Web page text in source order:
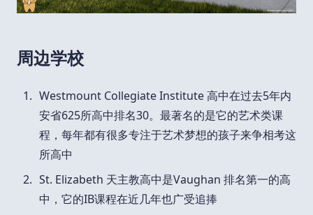
周边学校
Westmount Collegiate Institute 高中在过去5年内
安省625所高中排名30。最著名的是它的艺术类课
程，每年都有很多专注于艺术梦想的孩子来争相考这
所高中
St. Elizabeth 天主教高中是Vaughan 排名第一的高
中，它的IB课程在近几年也广受追捧